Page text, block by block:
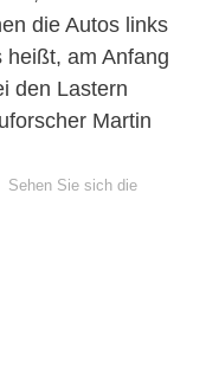
die Autos links
heißt, am Anfang
den Lastern
Martin
Sehen Sie sich die